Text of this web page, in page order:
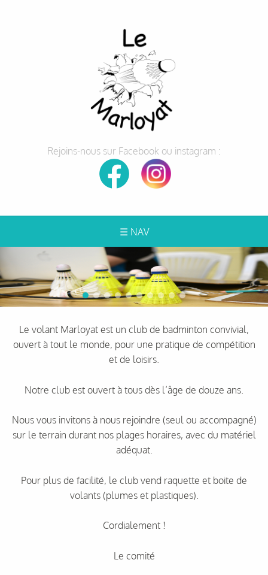
Rejoins-nous sur Facebook ou instagram :
☰ NAV
Le volant Marloyat est un club de badminton convivial,
ouvert à tout le monde, pour une pratique de compétition
et de loisirs.
Notre club est ouvert à tous dès l’âge de douze ans.
Nous vous invitons à nous rejoindre (seul ou accompagné)
sur le terrain durant nos plages horaires, avec du matériel
adéquat.
Pour plus de facilité, le club vend raquette et boite de
volants (plumes et plastiques).
Cordialement !
Le comité